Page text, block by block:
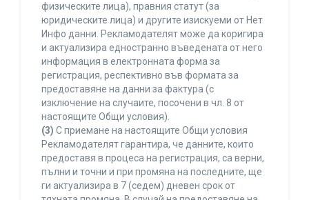
физическите лица), правния статут (за
юридическите лица) и другите изискуеми от Нет
Инфо данни. Рекламодателят може да коригира
и актуализира едностранно въведената от него
информация в електронната форма за
регистрация, респективно във формата за
предоставяне на данни за фактура (с
изключение на случаите, посочени в чл. 8 от
настоящите Общи условия).
(3) С приемане на настоящите Общи условия
Рекламодателят гарантира, че данните, които
предоставя в процеса на регистрация, са верни,
пълни и точни и при промяна на последните, ще
ги актуализира в 7 (седем) дневен срок от